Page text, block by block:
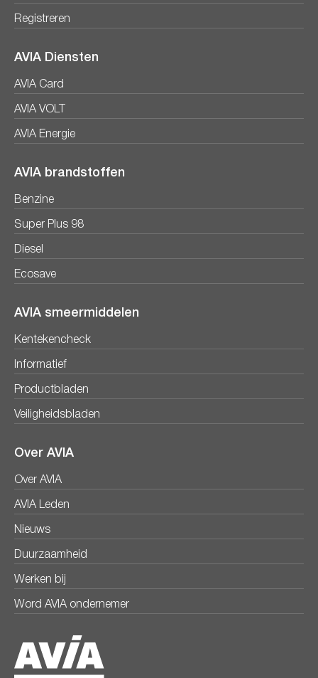
Registreren
AVIA Diensten
AVIA Card
AVIA VOLT
AVIA Energie
AVIA brandstoffen
Benzine
Super Plus 98
Diesel
Ecosave
AVIA smeermiddelen
Kentekencheck
Informatief
Productbladen
Veiligheidsbladen
Over AVIA
Over AVIA
AVIA Leden
Nieuws
Duurzaamheid
Werken bij
Word AVIA ondernemer